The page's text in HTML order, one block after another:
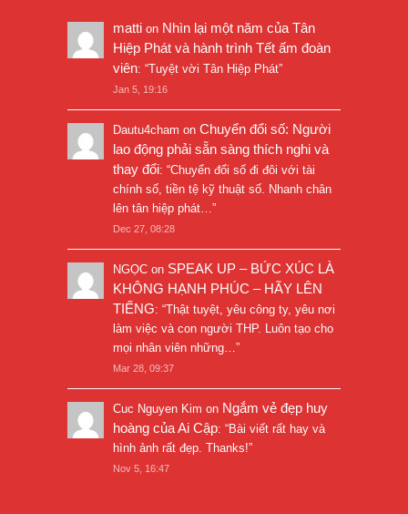
matti on Nhìn lại một năm của Tân
Hiệp Phát và hành trình Tết ấm đoàn
viên: “Tuyệt vời Tân Hiệp Phát”
Jan 5, 19:16
Dautu4cham on Chuyển đổi số: Người
lao động phải sẵn sàng thích nghi và
thay đổi: “Chuyển đổi số đi đôi với tài
chính số, tiền tệ kỹ thuật số. Nhanh chân
lên tân hiệp phát… ”
Dec 27, 08:28
NGỌC on SPEAK UP – BỨC XÚC LÀ
KHÔNG HẠNH PHÚC – HÃY LÊN
TIẾNG: “Thật tuyệt, yêu công ty, yêu nơi
làm việc và con người THP. Luôn tạo cho
mọi nhân viên những… ”
Mar 28, 09:37
Cuc Nguyen Kim on Ngắm vẻ đẹp huy
hoàng của Ai Cập: “Bài viết rất hay và
hình ảnh rất đẹp. Thanks!”
Nov 5, 16:47